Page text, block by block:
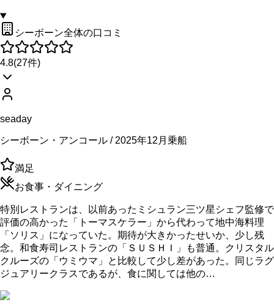
シーボーン全体の口コミ
4.8(27件)
seaday
シーボーン・アンコール / 2025年12月乗船
満足
お食事・ダイニング
特別レストランは、以前あったミシュラン三ツ星シェフ監修で
評価の高かった「トーマスケラー」から代わって地中海料理
「ソリス」になっていた。期待が大きかったせいか、少し残
念。和食寿司レストランの「ＳＵＳＨＩ」も普通。クリスタル
クルーズの「ウミウマ」と比較して少し差があった。同じラグ
ジュアリークラスであるが、食に関しては他の…